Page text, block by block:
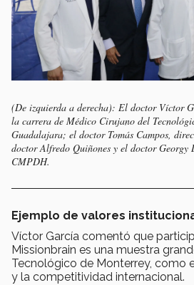
(De izquierda a derecha): El doctor Víctor
la carrera de Médico Cirujano del
Guadalajara; el doctor Tomás Campos,
doctor Alfredo Quiñones y el doctor
CMPDH.
Ejemplo de valores
Víctor García comentó que
Missionbrain es una muestra
Tecnológico de Monterrey, como
y la competitividad internacional.